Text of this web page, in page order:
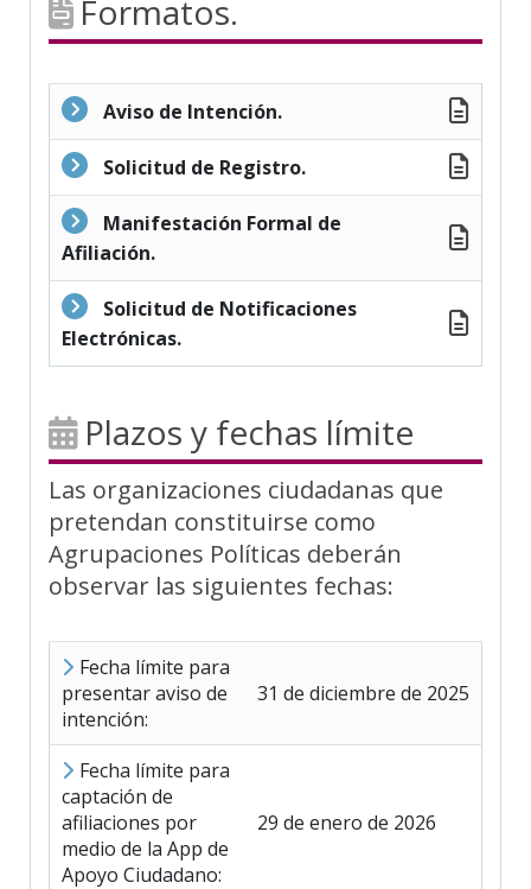
Formatos.
Aviso de Intención.
Solicitud de Registro.
Manifestación Formal de
Afiliación.
Solicitud de Notificaciones
Electrónicas.
Plazos y fechas límite
Las organizaciones ciudadanas que
pretendan constituirse como
Agrupaciones Políticas deberán
observar las siguientes fechas:
Fecha límite para
presentar aviso de
intención:
31 de diciembre de 2025
Fecha límite para
captación de
afiliaciones por
medio de la App de
Apoyo Ciudadano:
29 de enero de 2026